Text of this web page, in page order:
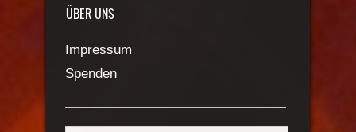
ÜBER UNS
Impressum
Spenden